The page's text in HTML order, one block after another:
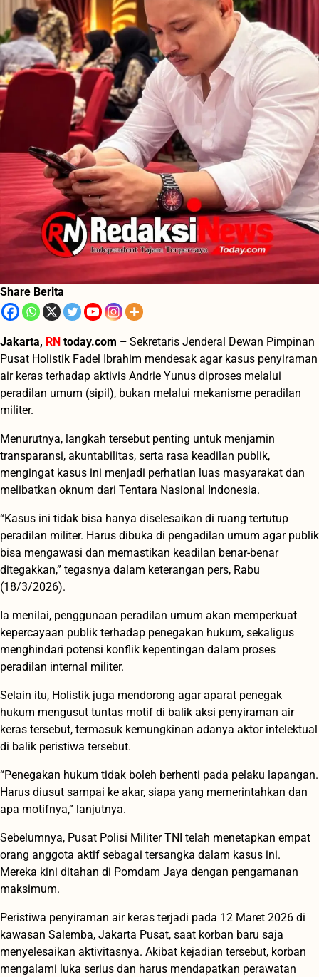
Share Berita
Jakarta, RN today.com – Sekretaris Jenderal Dewan Pimpinan
Pusat Holistik Fadel Ibrahim mendesak agar kasus penyiraman
air keras terhadap aktivis Andrie Yunus diproses melalui
peradilan umum (sipil), bukan melalui mekanisme peradilan
militer.
Menurutnya, langkah tersebut penting untuk menjamin
transparansi, akuntabilitas, serta rasa keadilan publik,
mengingat kasus ini menjadi perhatian luas masyarakat dan
melibatkan oknum dari Tentara Nasional Indonesia.
“Kasus ini tidak bisa hanya diselesaikan di ruang tertutup
peradilan militer. Harus dibuka di pengadilan umum agar publik
bisa mengawasi dan memastikan keadilan benar-benar
ditegakkan,” tegasnya dalam keterangan pers, Rabu
(18/3/2026).
Ia menilai, penggunaan peradilan umum akan memperkuat
kepercayaan publik terhadap penegakan hukum, sekaligus
menghindari potensi konflik kepentingan dalam proses
peradilan internal militer.
Selain itu, Holistik juga mendorong agar aparat penegak
hukum mengusut tuntas motif di balik aksi penyiraman air
keras tersebut, termasuk kemungkinan adanya aktor intelektual
di balik peristiwa tersebut.
“Penegakan hukum tidak boleh berhenti pada pelaku lapangan.
Harus diusut sampai ke akar, siapa yang memerintahkan dan
apa motifnya,” lanjutnya.
Sebelumnya, Pusat Polisi Militer TNI telah menetapkan empat
orang anggota aktif sebagai tersangka dalam kasus ini.
Mereka kini ditahan di Pomdam Jaya dengan pengamanan
maksimum.
Peristiwa penyiraman air keras terjadi pada 12 Maret 2026 di
kawasan Salemba, Jakarta Pusat, saat korban baru saja
menyelesaikan aktivitasnya. Akibat kejadian tersebut, korban
mengalami luka serius dan harus mendapatkan perawatan